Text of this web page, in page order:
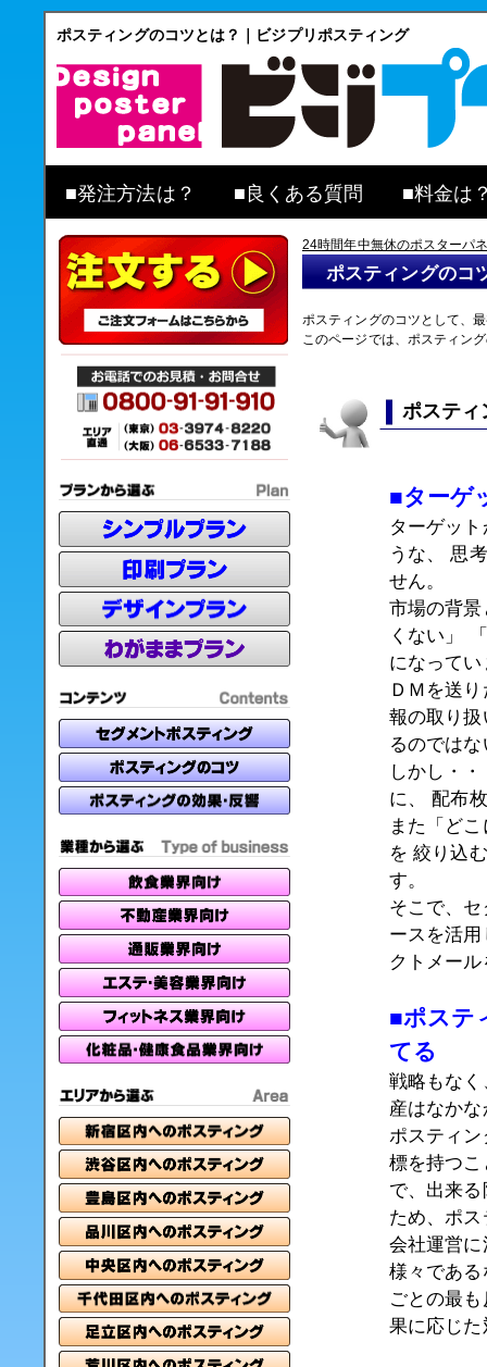
ポスティングのコツとは？｜ビジプリポスティング
■発注方法は？ ■ 良くある質問 ■料金は
24時間年中無休のポスターパ
ポスティングのコ
ポスティングのコツとして、
このページでは、ポスティン
ポスティ
■ターゲ
ターゲッ
うな、 思
せん。
市場の背
くない」
になってい
ＤＭを送
報の取り
るのでは
しかし・
に、 配布
また「ど
を 絞り込
す。
そこで、
ースを活
クトメー
■ポステ
てる
戦略もな
産はなか
ポスティ
標を持つ
で、出来
ため、ポ
会社運営
様々であ
ごとの最
果に応じ